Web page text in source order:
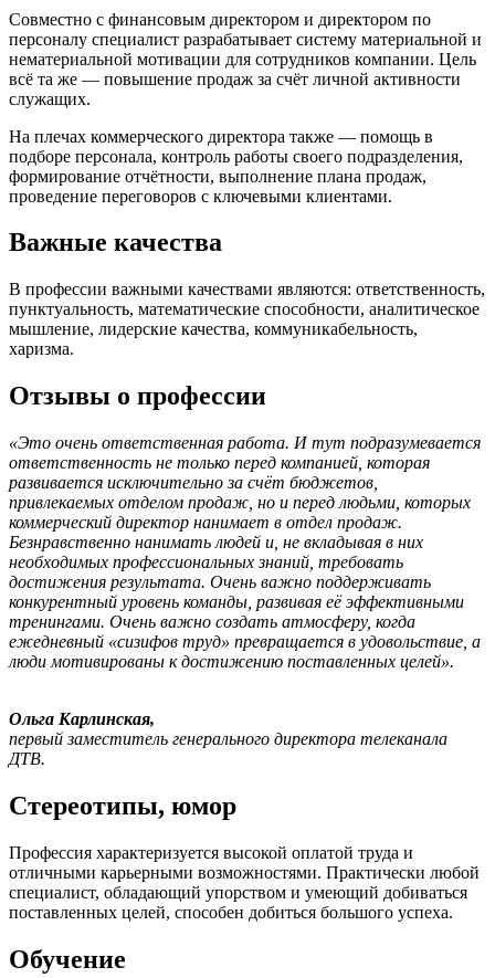
Совместно с финансовым директором и директором по
персоналу специалист разрабатывает систему материальной и
нематериальной мотивации для сотрудников компании. Цель
всё та же — повышение продаж за счёт личной активности
служащих.
На плечах коммерческого директора также — помощь в
подборе персонала, контроль работы своего подразделения,
формирование отчётности, выполнение плана продаж,
проведение переговоров с ключевыми клиентами.
Важные качества
В профессии важными качествами являются: ответственность,
пунктуальность, математические способности, аналитическое
мышление, лидерские качества, коммуникабельность,
харизма.
Отзывы о профессии
«Это очень ответственная работа. И тут подразумевается
ответственность не только перед компанией, которая
развивается исключительно за счёт бюджетов,
привлекаемых отделом продаж, но и перед людьми, которых
коммерческий директор нанимает в отдел продаж.
Безнравственно нанимать людей и, не вкладывая в них
необходимых профессиональных знаний, требовать
достижения результата. Очень важно поддерживать
конкурентный уровень команды, развивая её эффективными
тренингами. Очень важно создать атмосферу, когда
ежедневный «сизифов труд» превращается в удовольствие, а
люди мотивированы к достижению поставленных целей».
Ольга Карлинская,
первый заместитель генерального директора телеканала
ДТВ.
Стереотипы, юмор
Профессия характеризуется высокой оплатой труда и
отличными карьерными возможностями. Практически любой
специалист, обладающий упорством и умеющий добиваться
поставленных целей, способен добиться большого успеха.
Обучение